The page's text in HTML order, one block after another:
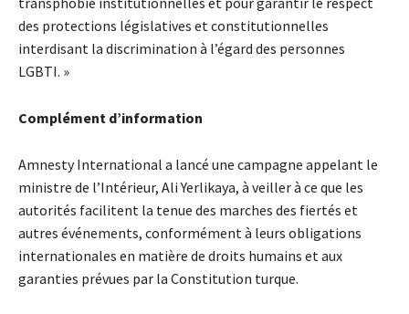
des protections législatives et constitutionnelles
interdisant la discrimination à l’égard des personnes
LGBTI. »
Complément d’information
Amnesty International a lancé une campagne appelant le
ministre de l’Intérieur, Ali Yerlikaya, à veiller à ce que les
autorités facilitent la tenue des marches des fiertés et
autres événements, conformément à leurs obligations
internationales en matière de droits humains et aux
garanties prévues par la Constitution turque.